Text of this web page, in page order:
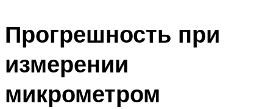
Прогрешность при
измерении
микрометром